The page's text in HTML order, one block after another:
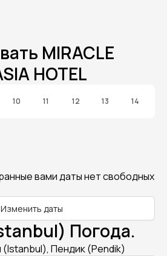
MIRACLE
HOTEL
10 11 12 13 14
вами даты нет свободных
Изменить даты
Погода.
Пендик (Pendik)